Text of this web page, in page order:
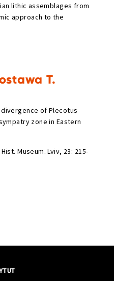
lithic assemblages from
approach to the
T.
of Plecotus
zone in Eastern
Museum. Lviv, 23: 215-